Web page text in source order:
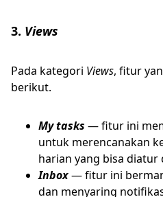
3. Views
Pada kategori Views, fitur
berikut.
My tasks — fitur ini
untuk merencanakan
harian yang bisa
Inbox— fitur ini
dan menyaring